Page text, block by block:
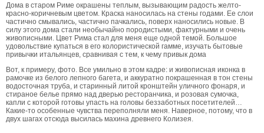
Дома в старом Риме окрашены теплым, вызывающим радость желто-
красно-коричневым цветом. Краска наносилась на стены годами. Ее слои
частично смывались, частично пачкались, поверх наносились новые. В
силу этого дома стали необычайно породистыми, фактурными и очень
живописными. Цвет Рима стал для меня еще одной темой. Большое
удовольствие купаться в его колористической гамме, изучать бытовые
привычки итальянцев, сравнивая с тем, к чему привык дома
Вот, к примеру, фото. Все умильно в этом кадре: и живописная иконка в
рамочке из белого лепного багета, и аккуратно покрашенная в тон стены
водосточная труба, и старинный литой кронштейн уличного фонаря, и
стираное белье прямо над дверью ресторанчика, и розовая сумочка,
капли с которой готовы упасть на головы беззаботных посетителей…
Какие-то особенные чувства переполняли меня. Наверное, потому, что в
двух шагах отсюда высилась махина древнего Колизея.